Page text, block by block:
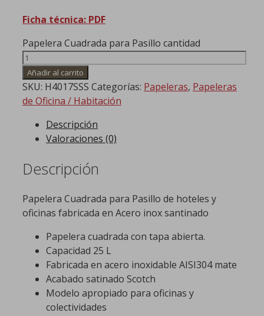
Ficha técnica: PDF
Papelera Cuadrada para Pasillo cantidad
Añadir al carrito
SKU: H4017SSS Categorías: Papeleras, Papeleras
de Oficina / Habitación
Descripción
Valoraciones (0)
Descripción
Papelera Cuadrada para Pasillo de hoteles y
oficinas fabricada en Acero inox santinado
Papelera cuadrada con tapa abierta.
Capacidad 25 L
Fabricada en acero inoxidable AISI304 mate
Acabado satinado Scotch
Modelo apropiado para oficinas y
colectividades